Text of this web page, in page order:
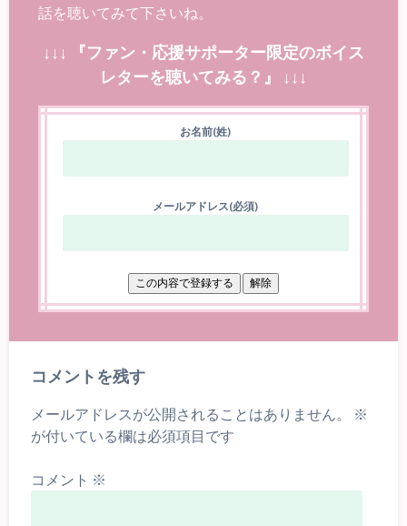
話を聴いてみて下さいね。
↓↓↓ 『ファン・応援サポーター限定のボイス
レターを聴いてみる？』 ↓↓↓
お名前(姓)
メールアドレス(必須)
コメントを残す
メールアドレスが公開されることはありません。
※
が付いている欄は必須項目です
コメント ※